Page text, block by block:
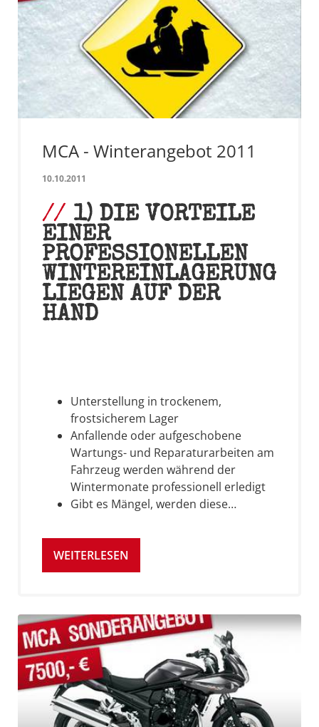
MCA - Winterangebot 2011
10.10.2011
1) DIE VORTEILE
EINER
PROFESSIONELLEN
WINTEREINLAGERUNG
LIEGEN AUF DER
HAND
Unterstellung in trockenem,
frostsicherem Lager
Anfallende oder aufgeschobene
Wartungs- und Reparaturarbeiten am
Fahrzeug werden während der
Wintermonate professionell erledigt
Gibt es Mängel, werden diese…
WEITERLESEN